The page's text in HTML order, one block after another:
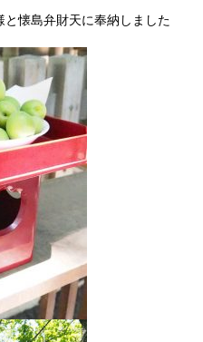
懐島弁財天に奉納しました